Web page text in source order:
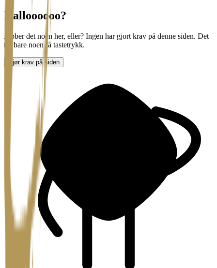
Halloooooo?
Jobber det noen her, eller? Ingen har gjort krav på denne siden. Det
tar bare noen få tastetrykk.
Gjør krav på siden